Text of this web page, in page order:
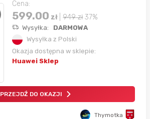
Cena:
599.00 zł 949zł 37%
Wysyłka:
DARMOWA
Wysyłka z Polski
Okazja dostępna w sklepie:
Huawei Sklep
PRZEJDŹ DO OKAZJI
Thymotka